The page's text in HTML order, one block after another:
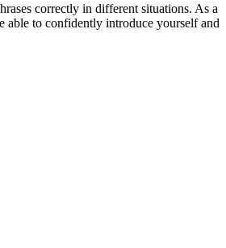
correctly in different situations. As a
able to confidently introduce yourself and